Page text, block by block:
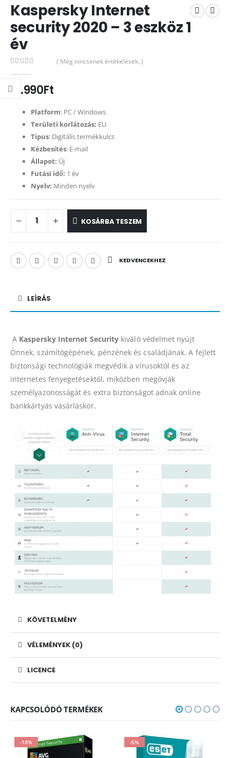
Kaspersky Internet
security 2020 – 3 eszköz 1
év
( Még nincsenek értékelések. )
21.990Ft
Platform: PC / Windows
Területi korlátozás: EU
Típus: Digitális termékkulcs
Kézbesítés: E-mail
Állapot: Új
Futási idő: 1 év
Nyelv: Minden nyelv
KOSÁRBA TESZEM
KEDVENCEKHEZ
LEÍRÁS
A Kaspersky Internet Security kiváló védelmet nyújt
Önnek, számítógépének, pénzének és családjának. A fejlett
biztonsági technológiák megvédik a vírusoktól és az
internetes fenyegetésektől, miközben megóvják
személyazonosságát és extra biztonságot adnak online
bankkártyás vásárláskor.
KÖVETELMÉNY
VÉLEMÉNYEK (0)
LICENCE
KAPCSOLÓDÓ TERMÉKEK
-18% -5%